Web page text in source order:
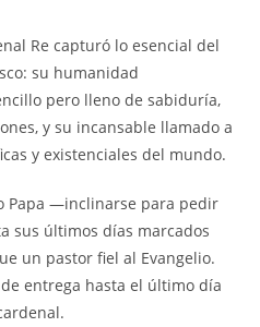
Re capturó lo esencial del
su humanidad
pero lleno de sabiduría,
y su incansable llamado a
y existenciales del mundo.
Papa —inclinarse para pedir
sus últimos días marcados
un pastor fiel al Evangelio.
entrega hasta el último día